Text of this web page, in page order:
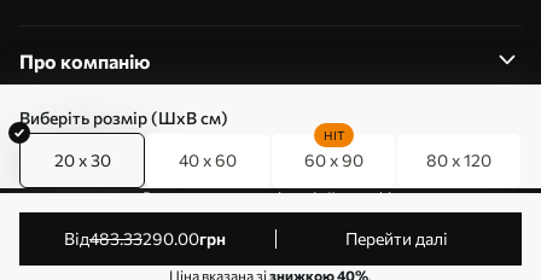
Виберіть розмір (ШхВ см)
20 x 30 40 x 60 60 x 90
HIT
80 x 120
від483.33290.00грн Перейти далі
Ціна вказана зізнижкою 40%.
Про компанію
0800357223
Редагування дозволів на файли cookie
© 2011-2026 Art-holst. Усі права захищені. Власник:
ТОВ “КЛЄВЄР”. Код ЄДРПОУ: 31780602.